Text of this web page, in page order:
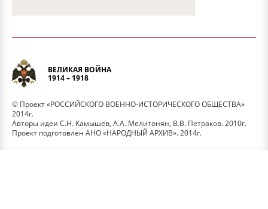
ВЕЛИКАЯ ВОЙНА
1914 – 1918
© Проект «РОССИЙСКОГО ВОЕННО-ИСТОРИЧЕСКОГО ОБЩЕСТВА»
2014г.
Авторы идеи С.Н. Камышев, А.А. Мелитонян, В.В. Петраков. 2010г.
Проект подготовлен АНО «НАРОДНЫЙ АРХИВ». 2014г.